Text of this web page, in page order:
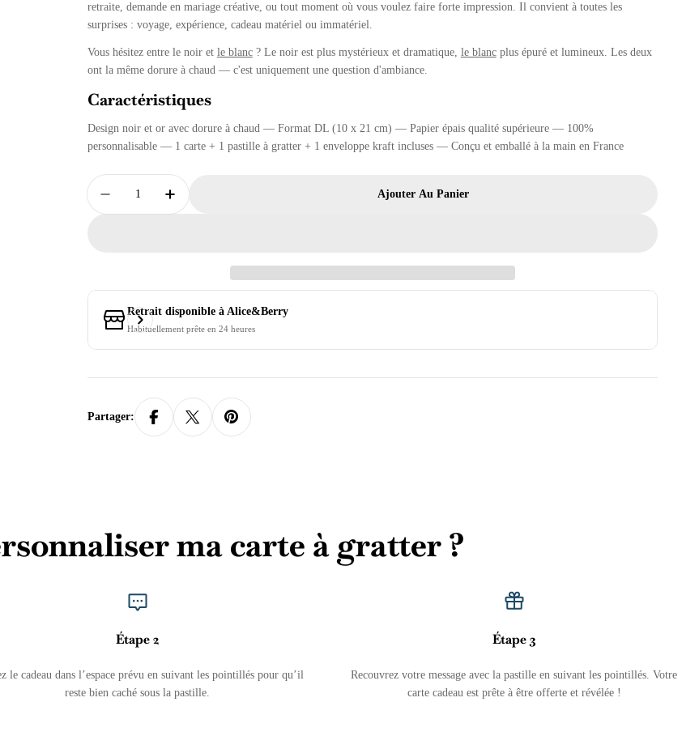
retraite, demande en mariage créative, ou tout moment où vous voulez faire forte impression. Il convient à toutes les
surprises : voyage, expérience, cadeau matériel ou immatériel.
Vous hésitez entre le noir et le blanc? Le noir est plus mystérieux et dramatique, le blancplus épuré et lumineux. Les deux
ont la même dorure à chaud — c'est uniquement une question d'ambiance.
Caractéristiques
Design noir et or avec dorure à chaud — Format DL (10 x 21 cm) — Papier épais qualité supérieure — 100%
personnalisable — 1 carte + 1 pastille à gratter + 1 enveloppe kraft incluses — Conçu et emballé à la main en France
Quantité
Diminuer La Quantité Pour Golden Ticket À Gratter | Carte Cadeau Surprise
Augmenter La Quantité Pour Golden Ticket À Gratter | Carte Cadeau Surprise
Ajouter Au Panier
Retrait disponible à Alice&Berry
Habituellement prête en 24 heures
Partager:
ma carte à gratter ?
Étape 2
le cadeau dans l’espace prévu en suivant les pointillés pour qu’il
reste bien caché sous la pastille.
Étape 3
Recouvrez votre message avec la pastille en suivant les pointillés. Votre
carte cadeau est prête à être offerte et révélée !